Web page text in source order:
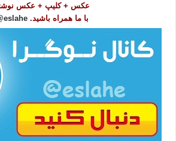
عکس + کلیپ + عکس
با ما همراه باشید. eslahe@